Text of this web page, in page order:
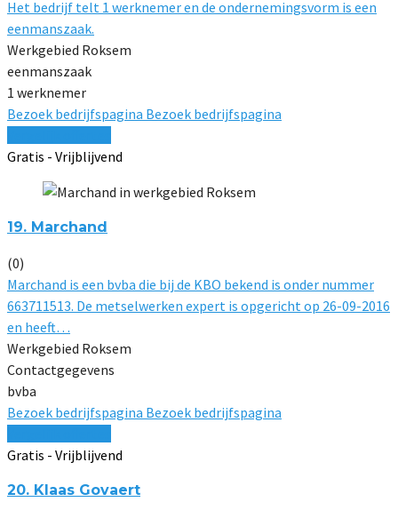
Het bedrijf telt 1 werknemer en de ondernemingsvorm is een
eenmanszaak.
Werkgebied Roksem
eenmanszaak
1 werknemer
Bezoek bedrijfspagina Bezoek bedrijfspagina
Gratis - Vrijblijvend
19. Marchand
(0)
Marchand is een bvba die bij de KBO bekend is onder nummer
663711513. De metselwerken expert is opgericht op 26-09-2016
en heeft…
Werkgebied Roksem
Contactgegevens
bvba
Bezoek bedrijfspagina Bezoek bedrijfspagina
Gratis - Vrijblijvend
20. Klaas Govaert